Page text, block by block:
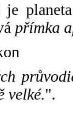
přímka
velké.".